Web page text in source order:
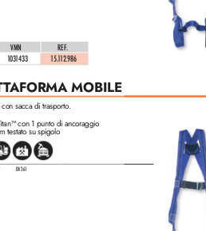
sacca di trasporto.
con 1 punto di ancoraggio
testato su spigolo
EN 361
TAFORMA MOBILE
VMN REF.
1031433 15.112.986